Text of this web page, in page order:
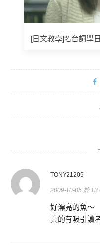
[日文教學]名台詞學
TONY21205
2009-10-05 於
好漂亮的魚～
真的有吸引讀